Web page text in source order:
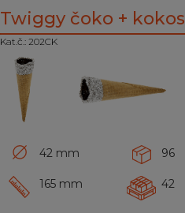
Twiggy čoko + kokos
Kat.č.: 202CK
42 mm 96
165 mm 42